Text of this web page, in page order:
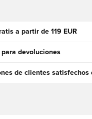
a partir de 119 EUR
devoluciones
de clientes satisfechos